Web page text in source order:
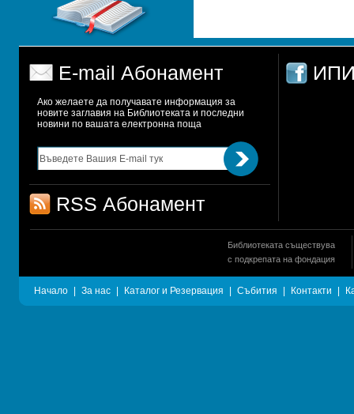
E-mail Абонамент
Ако желаете да получавате информация за
новите заглавия на Библиотеката и последни
новини по вашата електронна поща
RSS Абонамент
ИПИ
Библиотеката съществува
с подкрепата на фондация
Начало За нас Каталог и Резервация Събития Контакти